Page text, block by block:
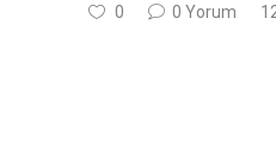
0 0 Yorum